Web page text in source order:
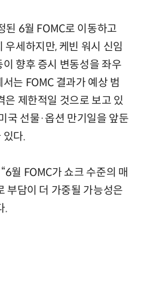
된 6월 FOMC로 이동하고
우세하지만, 케빈 워시 신임
향후 증시 변동성을 좌우
는 FOMC 결과가 예상 범
은 제한적일 것으로 보고 있
국 선물·옵션 만기일을 앞둔
있다.
월 FOMC가 쇼크 수준의 매
부담이 더 가중될 가능성은
.